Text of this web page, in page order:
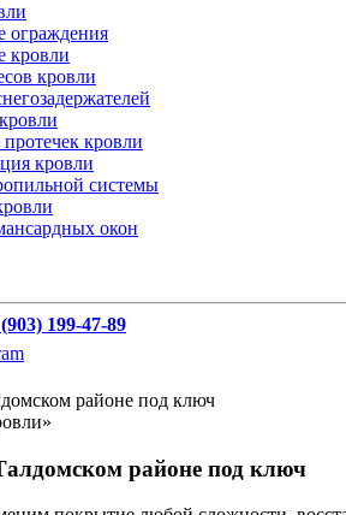
ограждения
кровли
кровли
кровли
кровли
системы
окон
199-47-89
районе под ключ